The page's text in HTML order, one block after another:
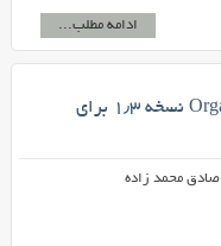
ادامه مطلب...
پوسته فروشگاه مواد غذایی Organic Store نسخه ۱٫۳ برای
صادق محمد زاده